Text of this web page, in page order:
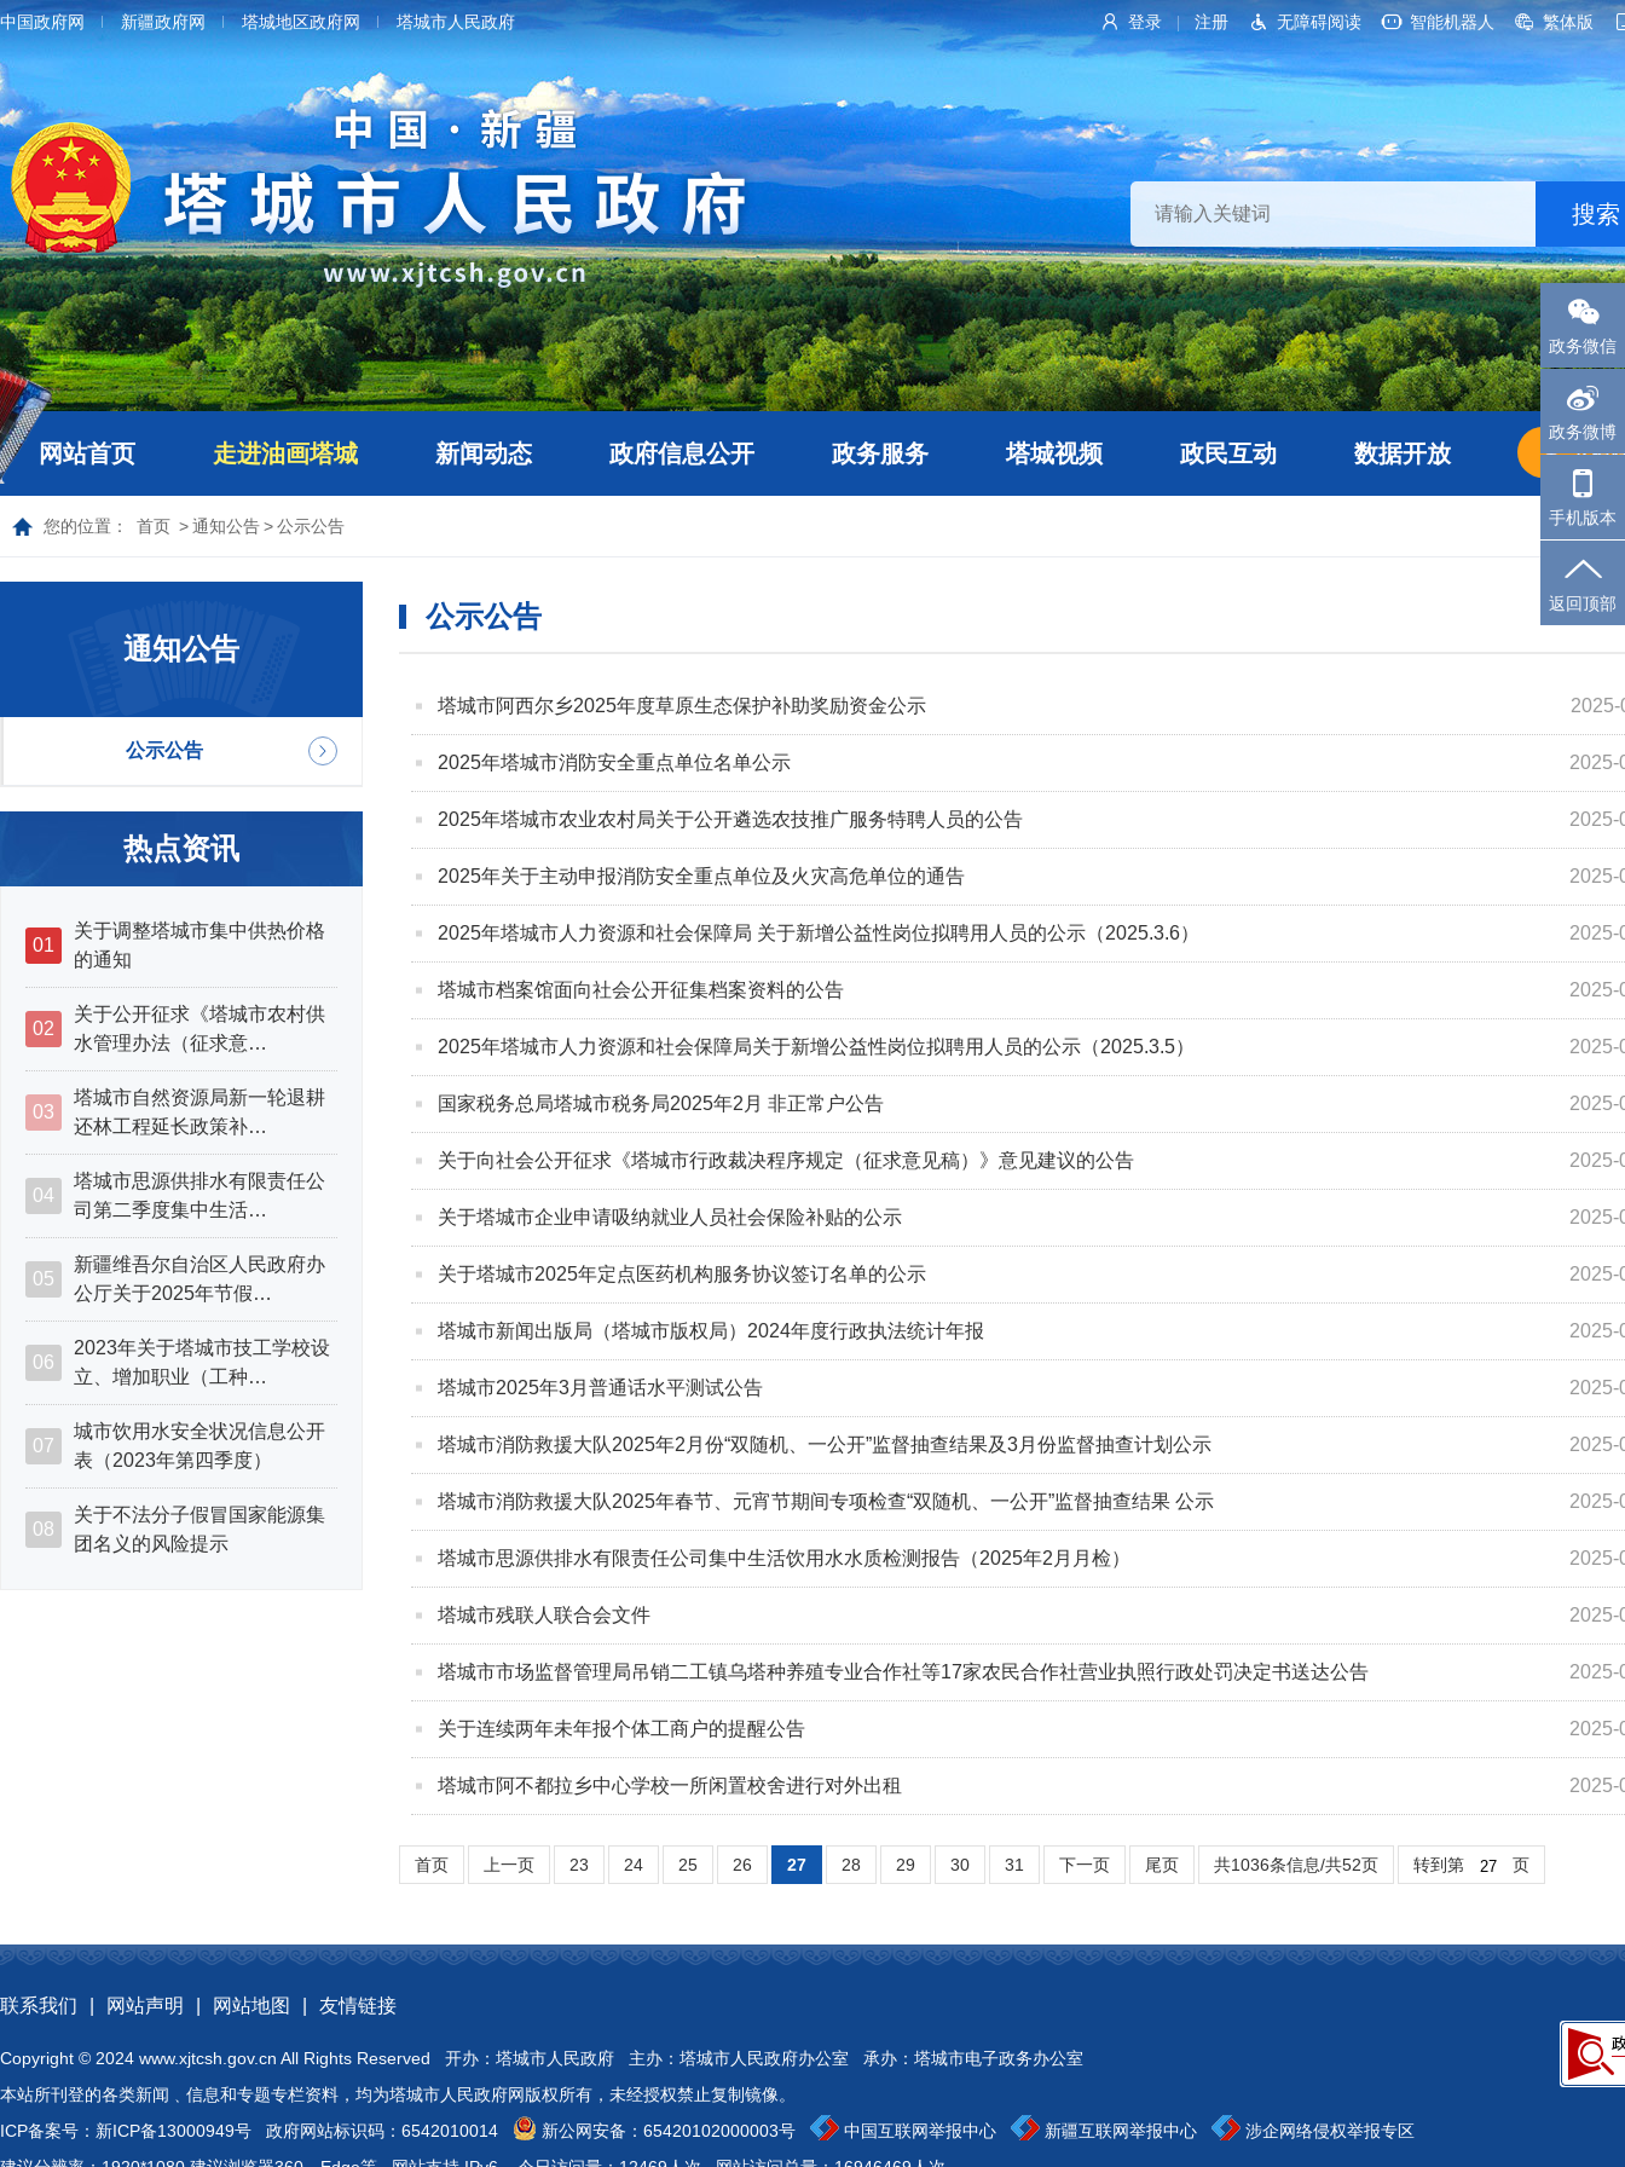
登录 注册 无障碍阅读 智能机器人 繁体版
中国政府网 新疆政府网 塔城地区政府网 塔城市人民政府
网站首页 走进油画塔城 新闻动态 政府信息公开 政务服务 塔城视频 政民互动 数据开放 长者
您的位置： 首页 >通知公告>公示公告
通知公告
公示公告
热点资讯
01
关于调整塔城市集中供热价格
的通知
02
关于公开征求《塔城市农村供
水管理办法（征求意…
03
塔城市自然资源局新一轮退耕
还林工程延长政策补…
04
塔城市思源供排水有限责任公
司第二季度集中生活…
05
新疆维吾尔自治区人民政府办
公厅关于2025年节假…
06
2023年关于塔城市技工学校设
立、增加职业（工种…
07
城市饮用水安全状况信息公开
表（2023年第四季度）
08
关于不法分子假冒国家能源集
团名义的风险提示
公示公告
2025-
塔城市阿西尔乡2025年度草原生态保护补助奖励资金公示
2025-
2025年塔城市消防安全重点单位名单公示
2025-
2025年塔城市农业农村局关于公开遴选农技推广服务特聘人员的公告
2025-
2025年关于主动申报消防安全重点单位及火灾高危单位的通告
2025-
2025年塔城市人力资源和社会保障局 关于新增公益性岗位拟聘用人员的公示（2025.3.6）
2025-
塔城市档案馆面向社会公开征集档案资料的公告
2025-
2025年塔城市人力资源和社会保障局关于新增公益性岗位拟聘用人员的公示（2025.3.5）
2025-
国家税务总局塔城市税务局2025年2月 非正常户公告
2025-
关于向社会公开征求《塔城市行政裁决程序规定（征求意见稿）》意见建议的公告
2025-
关于塔城市企业申请吸纳就业人员社会保险补贴的公示
2025-
关于塔城市2025年定点医药机构服务协议签订名单的公示
2025-
塔城市新闻出版局（塔城市版权局）2024年度行政执法统计年报
2025-
塔城市2025年3月普通话水平测试公告
2025-
塔城市消防救援大队2025年2月份“双随机、一公开”监督抽查结果及3月份监督抽查计划公示
2025-
塔城市消防救援大队2025年春节、元宵节期间专项检查“双随机、一公开”监督抽查结果 公示
2025-
塔城市思源供排水有限责任公司集中生活饮用水水质检测报告（2025年2月月检）
2025-
塔城市残联人联合会文件
2025-
塔城市市场监督管理局吊销二工镇乌塔种养殖专业合作社等17家农民合作社营业执照行政处罚决定书送达公告
2025-
关于连续两年未年报个体工商户的提醒公告
2025-
塔城市阿不都拉乡中心学校一所闲置校舍进行对外出租
首页 上一页 23 24 25 26 27 28 29 30 31 下一页 尾页 共1036条信息/共52页 转到第 页
联系我们 网站声明 网站地图 友情链接
Copyright © 2024 www.xjtcsh.gov.cn All Rights Reserved 开办：塔城市人民政府 主办：塔城市人民政府办公室 承办：塔城市电子政务办公室
本站所刊登的各类新闻﹑信息和专题专栏资料，均为塔城市人民政府网版权所有，未经授权禁止复制镜像。
ICP备案号： 新ICP备13000949号 政府网站标识码：6542010014 新公网安备： 65420102000003号 中国互联网举报中心 新疆互联网举报中心
涉企网络侵权举报专区
政务微信
政务微博
手机版本
返回顶部